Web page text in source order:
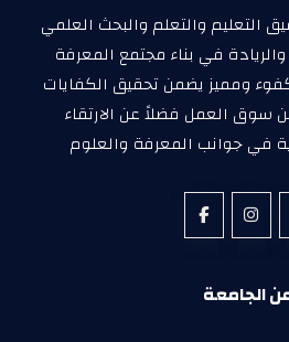
والتعلم والبحث العلمي
في بناء مجتمع المعرفة
ومميز يضمن تحقيق الكفايات
سوق العمل فضلاً عن الارتقاء
الجامعة